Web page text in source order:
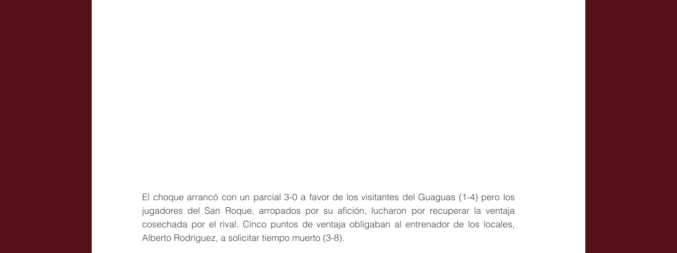
El choque arrancó con un parcial 3-0 a favor de los visitantes del Guaguas (1-4) pero los
jugadores del San Roque, arropados por su afición, lucharon por recuperar la ventaja
cosechada por el rival. Cinco puntos de ventaja obligaban al entrenador de los locales,
Alberto Rodríguez, a solicitar tiempo muerto (3-8).